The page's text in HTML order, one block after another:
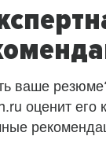
ваше
оценит его